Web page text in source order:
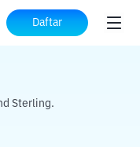
Daftar
ke GBP
Sterling.